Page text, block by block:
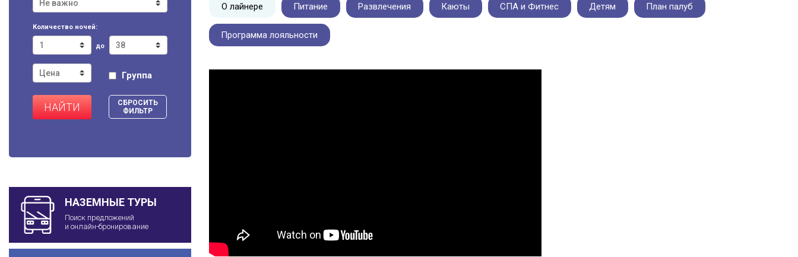
Количество ночей:
до
Группа
НАЙТИ
СБРОСИТЬ
ФИЛЬТР
НАЗЕМНЫЕ ТУРЫ
Поиск предложений
и онлайн-бронирование
О лайнере Питание Развлечения Каюты СПА и Фитнес Детям План палуб
Программа лояльности